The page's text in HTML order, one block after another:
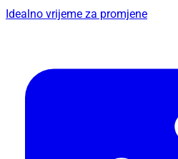
Idealno vrijeme za promjene